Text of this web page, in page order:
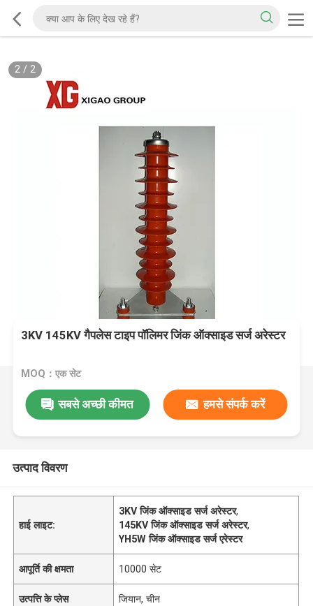
2/ 2
3KV 145KV गैपलेस टाइप पॉलिमर जिंक ऑक्साइड सर्ज अरेस्टर
MOQ：एक सेट
सबसे अच्छी कीमत हमसे संपर्क करें
उत्पाद विवरण
हाई लाइट:
3KV जिंक ऑक्साइड सर्ज अरेस्टर,
145KV जिंक ऑक्साइड सर्ज अरेस्टर,
YH5W जिंक ऑक्साइड सर्ज एरेस्टर
आपूर्ति की क्षमता 10000 सेट
उत्पत्ति के प्लेस जियान, चीन